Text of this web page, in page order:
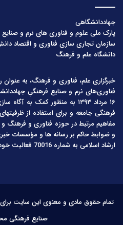
جهاددانشگاهی
پارک ملی علوم و فناوری های نرم و
سازمان تجاری سازی فناوری و اقتصاد
دانشگاه علم و فرهنگ
خبرگزاری علم، فناوری و فرهنگ، به
فناوری‌های نرم و صنایع فرهنگیِ
۱۶ مرداد ۱۳۹۳ به منظور کمک به
فرهنگی جامعه و برای استفاده از
مفاهیم مرتبط در حوزه فناوری و
و ضوابط حاکم بر رسانه ها و مؤسسات
ارشاد اسلامی به شماره 70016 فعالیت خود را آغاز کرده است.
تمام حقوق مادی و معنوی این سایت
صنایع فرهنگی